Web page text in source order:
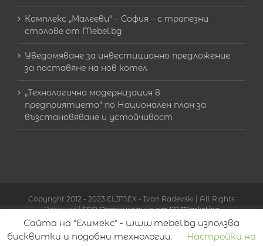
Комплекс „Малееви“ – София – с трапезни
столове от Mebel.bg
Уведомяване за инвестиционно предложение
за поставяне на нов котел
„Технологична модернизация в
предприятието“ по Национален план за
възстановяване и устойчивост
Copyright 2012 - 2023 ELIMEX - Ivan Radevski | All Rights
Reserved |SEO Оптимизация от SR Marketing
Сайта на "Елимекс" - www.mebel.bg използва
бисквитки и подобни технологии.
Настройки на